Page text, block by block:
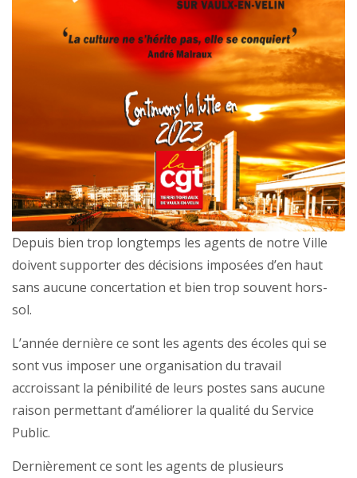
Depuis bien trop longtemps les agents de notre Ville
doivent supporter des décisions imposées d’en haut
sans aucune concertation et bien trop souvent hors-
sol.
L’année dernière ce sont les agents des écoles qui se
sont vus imposer une organisation du travail
accroissant la pénibilité de leurs postes sans aucune
raison permettant d’améliorer la qualité du Service
Public.
Dernièrement ce sont les agents de plusieurs